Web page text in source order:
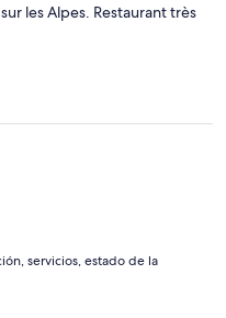
les Alpes. Restaurant très
servicios, estado de la